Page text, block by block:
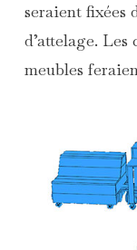
seraient fixées
d’attelage. Les
meubles